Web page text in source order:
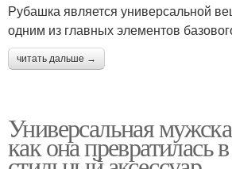
Рубашка является универсальной
одним из главных элементов
читать дальше →
Универсальная
как она превратилась